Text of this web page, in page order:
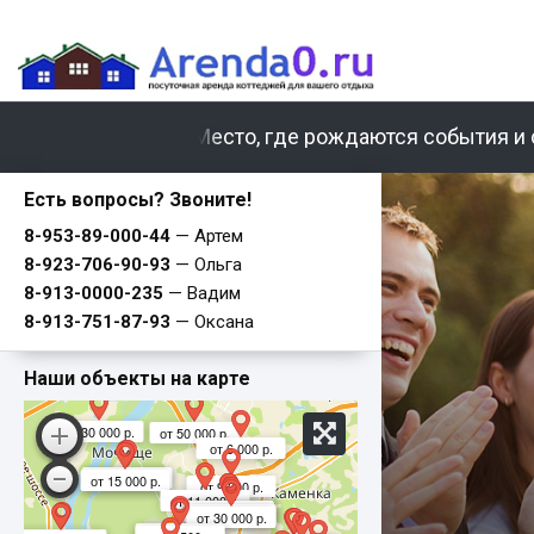
Место, где рождаются события и
Есть вопросы? Звоните!
8-953-89-000-44 — Артем
8-923-706-90-93 — Ольга
8-913-0000-235 — Вадим
8-913-751-87-93 — Оксана
Наши объекты на карте
от 9 000 р.
от 15 000 р.
от 17 000 р.
от 17 000 р.
от 30 000 р.
от 50 000 р.
от 40 000 р.
от 15 000 р.
от 30 000 р.
от 30 000 р.
от 6 000 р.
от 15 000 р.
от 14 000 р.
от 18 000 р.
от 11 000 р.
от 13 500 р.
от 10 500 р.
от 10 500 р.